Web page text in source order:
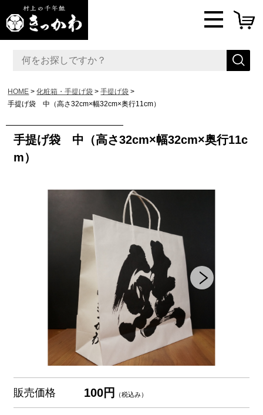
HOME 化粧箱・手提げ袋
手提げ袋
手提げ袋 中（高さ32cm×幅32cm×奥行11cm）
手提げ袋 中（高さ32cm×幅32cm×奥行11c
m）
販売価格 100円 （税込み）